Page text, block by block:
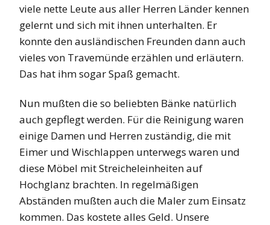
viele nette Leute aus aller Herren Länder kennen
gelernt und sich mit ihnen unterhalten. Er
konnte den ausländischen Freunden dann auch
vieles von Travemünde erzählen und erläutern.
Das hat ihm sogar Spaß gemacht.
Nun mußten die so beliebten Bänke natürlich
auch gepflegt werden. Für die Reinigung waren
einige Damen und Herren zuständig, die mit
Eimer und Wischlappen unterwegs waren und
diese Möbel mit Streicheleinheiten auf
Hochglanz brachten. In regelmäßigen
Abständen mußten auch die Maler zum Einsatz
kommen. Das kostete alles Geld. Unsere